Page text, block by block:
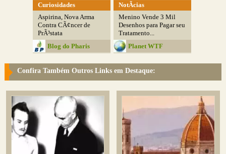
Curiosidades
Aspirina, Nova Arma
Contra CÃ¢ncer de
PrÃ³stata
Blog do Pharis
NotÃ­cias
Menino Vende 3 Mil
Desenhos para Pagar seu
Tratamento...
Planet WTF
Confira Também Outros Links em Destaque: